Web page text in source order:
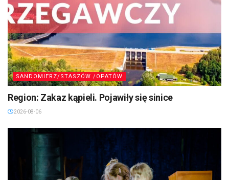
SANDOMIERZ/STASZÓW /OPATÓW
Region: Zakaz kąpieli. Pojawiły się sinice
2026-08-06